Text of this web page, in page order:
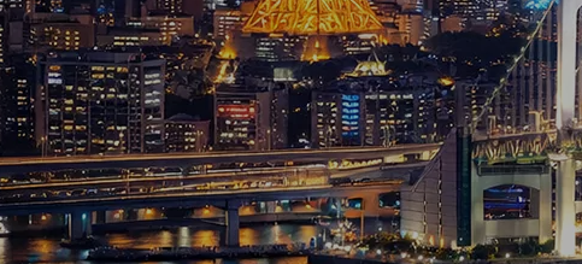
スポーツ 競馬
テニス四大大会・五輪